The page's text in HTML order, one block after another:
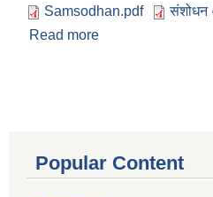
Samsodhan.pdf
संशोधन
Read more
Popular Content